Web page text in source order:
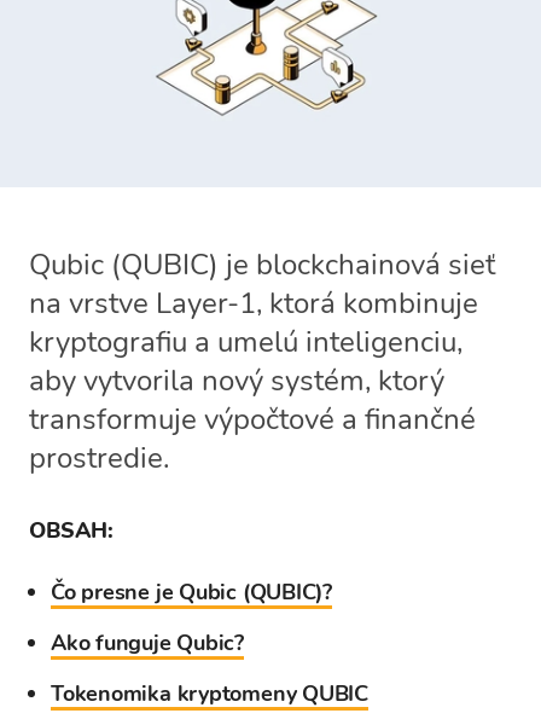
Qubic (QUBIC) je blockchainová sieť
na vrstve Layer-1, ktorá kombinuje
kryptografiu a umelú inteligenciu,
aby vytvorila nový systém, ktorý
transformuje výpočtové a finančné
prostredie.
OBSAH:
Čo presne je Qubic (QUBIC)?
Ako funguje Qubic?
Tokenomika kryptomeny QUBIC